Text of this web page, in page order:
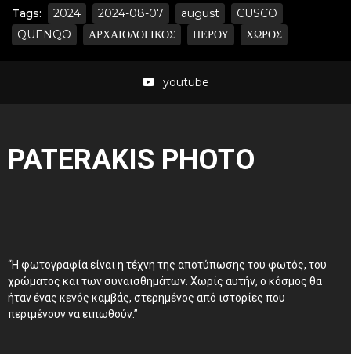
Tags:
2024 2024-08-07 august
CUSCO
QUENQO
ΑΡΧΑΙΟΛΟΓΙΚΟΣ ΠΕΡΟΥ ΧΩΡΟΣ
youtube
PATERAKIS PHOTO
“Η φωτογραφία είναι η τέχνη της αποτύπωσης του φωτός, του
χρώματος και των συναισθημάτων. Χωρίς αυτήν, ο κόσμος θα
ήταν ένας κενός καμβάς, στερημένος από ιστορίες που
περιμένουν να ειπωθούν.”